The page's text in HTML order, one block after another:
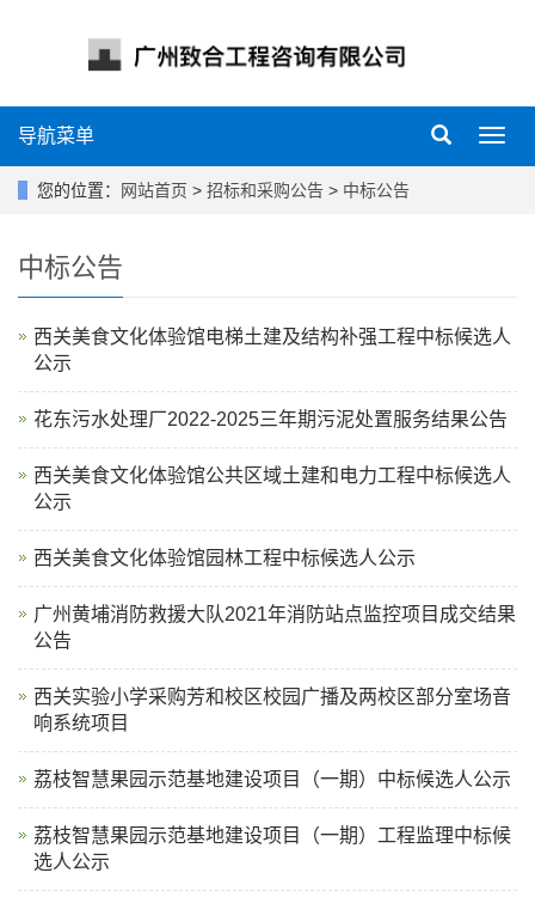
导
导航菜单
您的位置： 网站首页 > 招标和采购公告 > 中标公告
中标公告
西关美食文化体验馆电梯土建及结构补强工程中标候选人
公示
花东污水处理厂2022-2025三年期污泥处置服务结果公告
西关美食文化体验馆公共区域土建和电力工程中标候选人
公示
西关美食文化体验馆园林工程中标候选人公示
广州黄埔消防救援大队2021年消防站点监控项目成交结果
公告
西关实验小学采购芳和校区校园广播及两校区部分室场音
响系统项目
荔枝智慧果园示范基地建设项目（一期）中标候选人公示
荔枝智慧果园示范基地建设项目（一期）工程监理中标候
选人公示